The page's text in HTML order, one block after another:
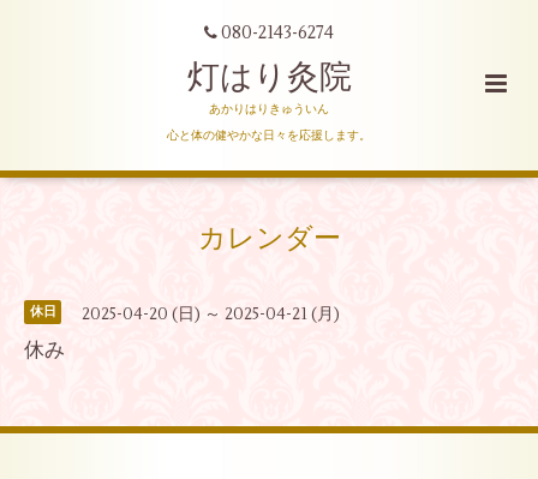
080-2143-6274
灯はり灸院
あかりはりきゅういん
心と体の健やかな日々を応援します。
カレンダー
休日 2025-04-20 (日) ～ 2025-04-21 (月)
休み